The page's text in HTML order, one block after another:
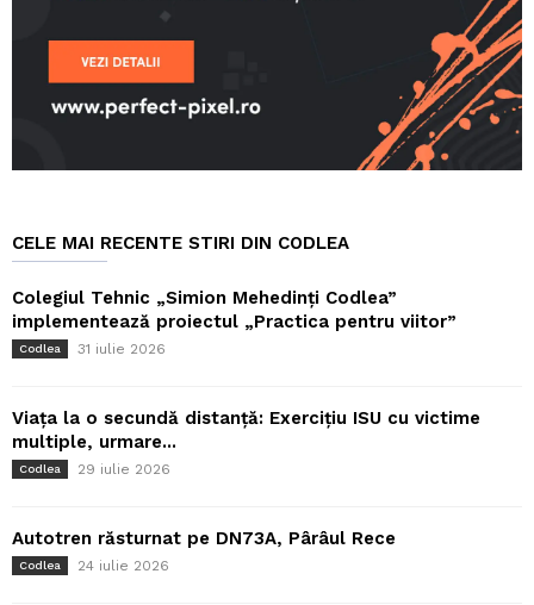
CELE MAI RECENTE STIRI DIN CODLEA
Colegiul Tehnic „Simion Mehedinți Codlea”
implementează proiectul „Practica pentru viitor”
Codlea 31 iulie 2026
Viața la o secundă distanță: Exercițiu ISU cu victime
multiple, urmare...
Codlea 29 iulie 2026
Autotren răsturnat pe DN73A, Pârâul Rece
Codlea 24 iulie 2026